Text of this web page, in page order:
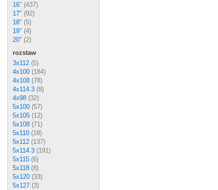
16″ (437)
17″ (92)
18″ (5)
19″ (4)
20″ (2)
rozstaw
3x112 (5)
4x100 (184)
4x108 (78)
4x114.3 (8)
4x98 (32)
5x100 (57)
5x105 (12)
5x108 (71)
5x110 (18)
5x112 (137)
5x114.3 (191)
5x115 (6)
5x118 (8)
5x120 (33)
5x127 (3)